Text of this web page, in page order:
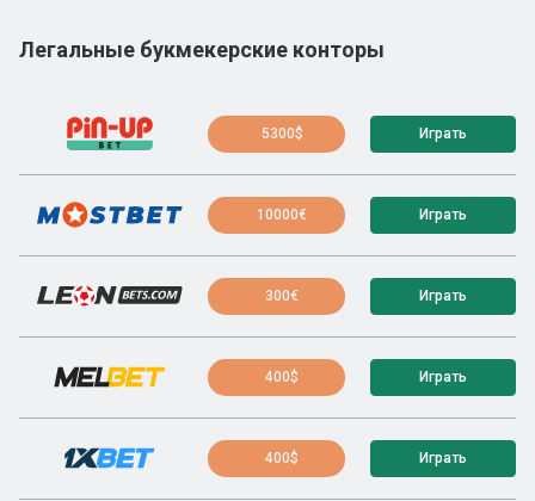
Легальные букмекерские конторы
5300$ Играть
10000€ Играть
300€ Играть
400$ Играть
400$ Играть